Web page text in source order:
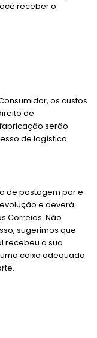
receber o
os custos
de
serão
de logística
de postagem por e-
e deverá
Correios. Não
sugerimos que
recebeu a sua
caixa adequada